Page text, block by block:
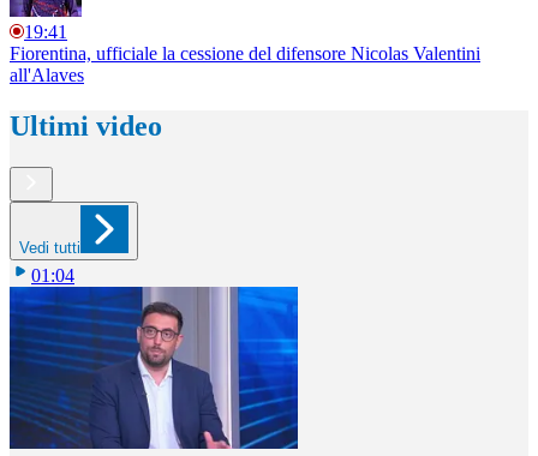
19:41
Fiorentina, ufficiale la cessione del difensore Nicolas Valentini
all'Alaves
Ultimi video
Vedi tutti
01:04